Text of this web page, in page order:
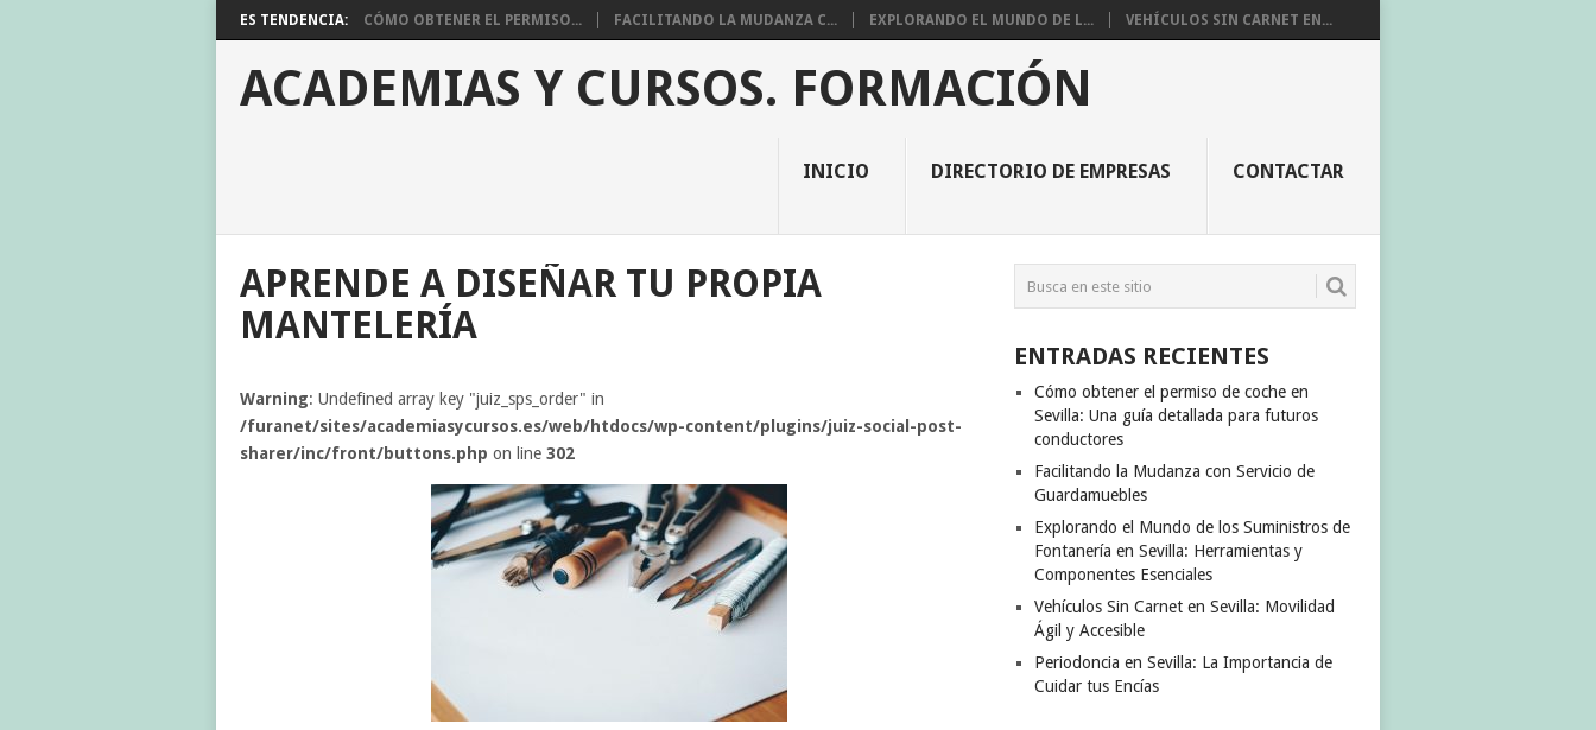
ES TENDENCIA: CÓMO OBTENER EL PERMISO... FACILITANDO LA MUDANZA C... EXPLORANDO EL MUNDO DE L... VEHÍCULOS SIN CARNET EN...
ACADEMIAS Y CURSOS. FORMACIÓN
INICIO DIRECTORIO DE EMPRESAS CONTACTAR
APRENDE A DISEÑAR TU PROPIA
MANTELERÍA
Warning: Undefined array key "juiz_sps_order" in
/furanet/sites/academiasycursos.es/web/htdocs/wp-content/plugins/juiz-social-post-
sharer/inc/front/buttons.php on line 302
ENTRADAS RECIENTES
Cómo obtener el permiso de coche en
Sevilla: Una guía detallada para futuros
conductores
Facilitando la Mudanza con Servicio de
Guardamuebles
Explorando el Mundo de los Suministros de
Fontanería en Sevilla: Herramientas y
Componentes Esenciales
Vehículos Sin Carnet en Sevilla: Movilidad
Ágil y Accesible
Periodoncia en Sevilla: La Importancia de
Cuidar tus Encías